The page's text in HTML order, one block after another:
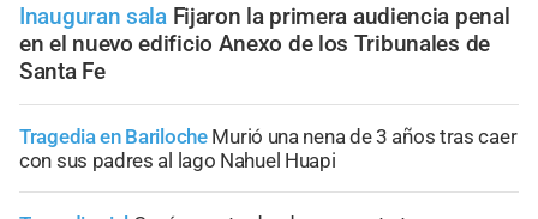
Inauguran sala Fijaron la primera audiencia penal
en el nuevo edificio Anexo de los Tribunales de
Santa Fe
Tragedia en Bariloche Murió una nena de 3 años tras caer
con sus padres al lago Nahuel Huapi